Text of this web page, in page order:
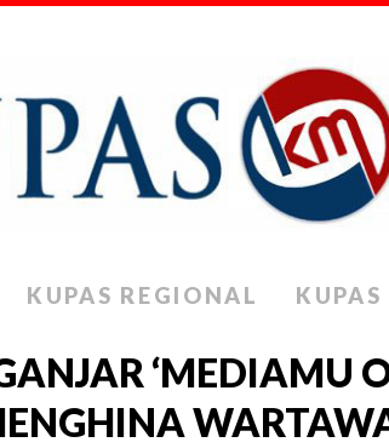
KUPAS REGIONAL KUPAS
‘MEDIAMU